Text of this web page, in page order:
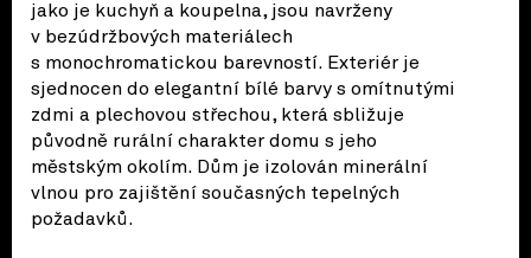
jako je kuchyň a koupelna, jsou navrženy
v bezúdržbových materiálech
s monochromatickou barevností. Exteriér je
sjednocen do elegantní bílé barvy s omítnutými
zdmi a plechovou střechou, která sbližuje
původně rurální charakter domu s jeho
městským okolím. Dům je izolován minerální
vlnou pro zajištění současných tepelných
požadavků.